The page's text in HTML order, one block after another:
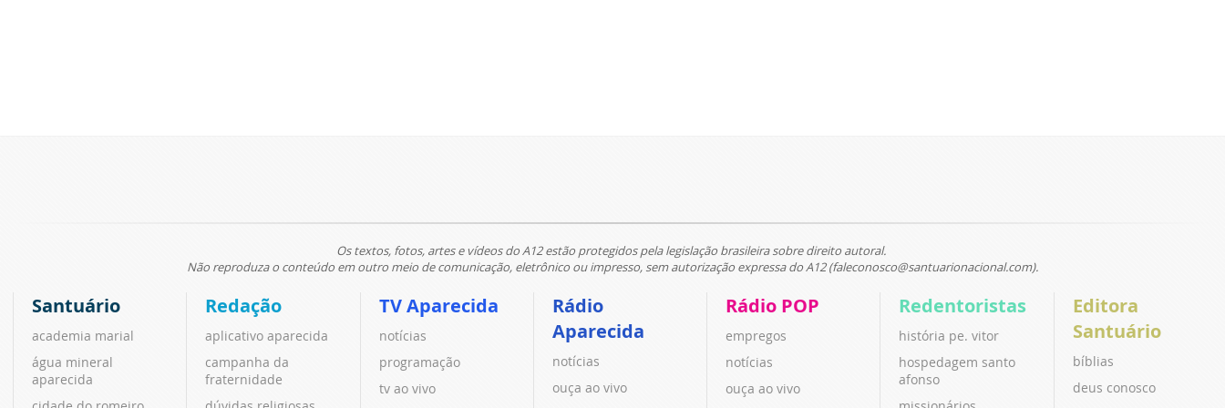
Os textos, fotos, artes e vídeos do A12 estão protegidos pela legislação brasileira sobre direito autoral.
Não reproduza o conteúdo em outro meio de comunicação, eletrônico ou impresso, sem autorização expressa do A12 (faleconosco@santuarionacional.com).
Santuário
academia marial
água mineral
aparecida
Redação
aplicativo aparecida
campanha da
fraternidade
TV Aparecida
notícias
programação
tv ao vivo
Rádio
Aparecida
notícias
ouça ao vivo
Rádio POP
empregos
notícias
ouça ao vivo
Redentoristas
história pe. vitor
hospedagem santo
afonso
Editora
Santuário
bíblias
deus conosco